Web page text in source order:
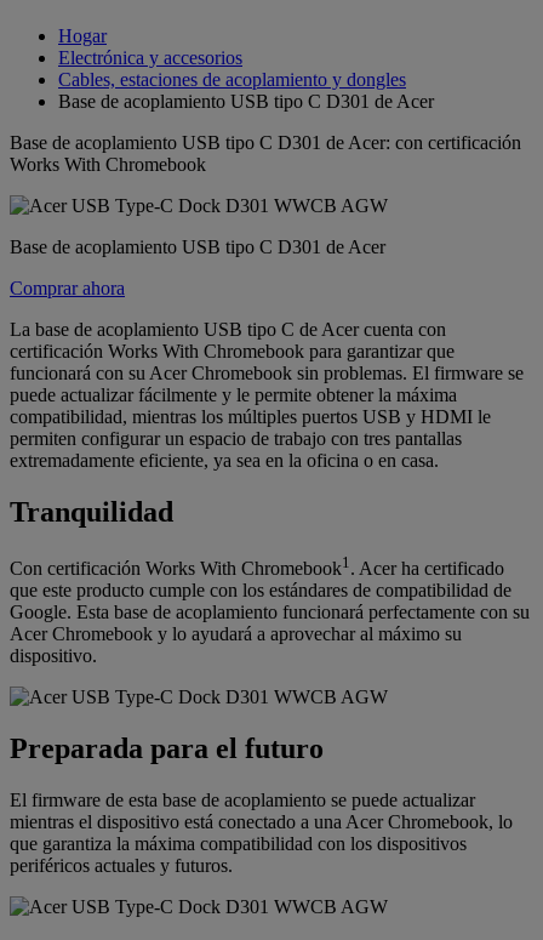
Hogar
Electrónica y accesorios
Cables, estaciones de acoplamiento y dongles
Base de acoplamiento USB tipo C D301 de Acer
Base de acoplamiento USB tipo C D301 de Acer: con certificación
Works With Chromebook
Base de acoplamiento USB tipo C D301 de Acer
Comprar ahora
La base de acoplamiento USB tipo C de Acer cuenta con
certificación Works With Chromebook para garantizar que
funcionará con su Acer Chromebook sin problemas. El firmware se
puede actualizar fácilmente y le permite obtener la máxima
compatibilidad, mientras los múltiples puertos USB y HDMI le
permiten configurar un espacio de trabajo con tres pantallas
extremadamente eficiente, ya sea en la oficina o en casa.
Tranquilidad
Con certificación Works With Chromebook1 . Acer ha certificado
que este producto cumple con los estándares de compatibilidad de
Google. Esta base de acoplamiento funcionará perfectamente con su
Acer Chromebook y lo ayudará a aprovechar al máximo su
dispositivo.
Preparada para el futuro
El firmware de esta base de acoplamiento se puede actualizar
mientras el dispositivo está conectado a una Acer Chromebook, lo
que garantiza la máxima compatibilidad con los dispositivos
periféricos actuales y futuros.